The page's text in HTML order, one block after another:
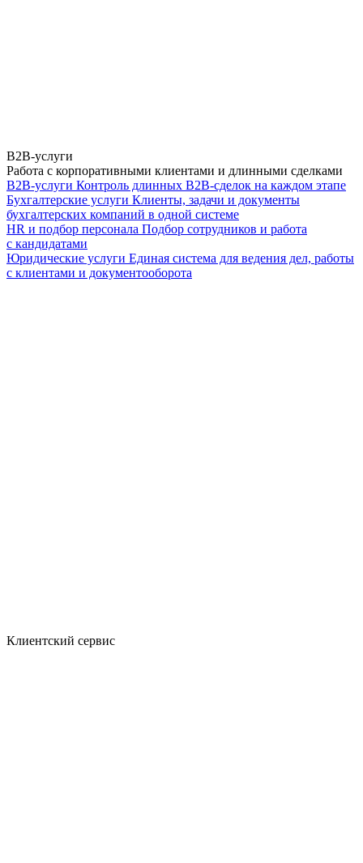
B2B-услуги
Работа с корпоративными клиентами и длинными сделками
B2B-услуги Контроль длинных B2B-сделок на каждом этапе
Бухгалтерские услуги Клиенты, задачи и документы
бухгалтерских компаний в одной системе
HR и подбор персонала Подбор сотрудников и работа
с кандидатами
Юридические услуги Единая система для ведения дел, работы
с клиентами и документооборота
Клиентский сервис